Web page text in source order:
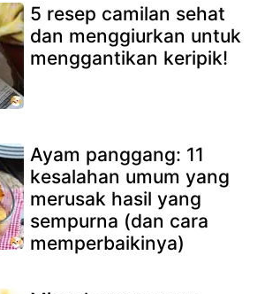
5 resep camilan sehat
dan menggiurkan untuk
menggantikan keripik!
Ayam panggang: 11
kesalahan umum yang
merusak hasil yang
sempurna (dan cara
memperbaikinya)